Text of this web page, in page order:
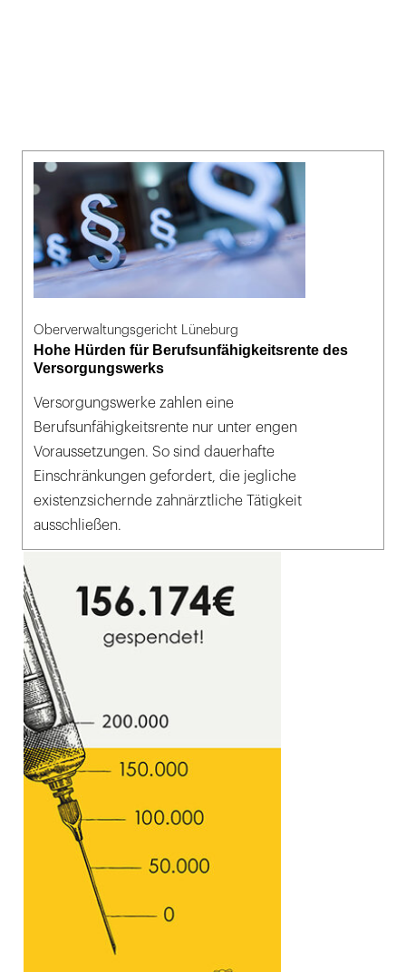
Oberverwaltungsgericht Lüneburg
Hohe Hürden für Berufsunfähigkeitsrente des
Versorgungswerks
Versorgungswerke zahlen eine
Berufsunfähigkeitsrente nur unter engen
Voraussetzungen. So sind dauerhafte
Einschränkungen gefordert, die jegliche
existenzsichernde zahnärztliche Tätigkeit
ausschließen.